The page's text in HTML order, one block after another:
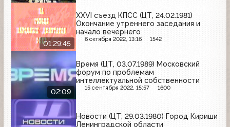
01:29:45
ХХVI съезд КПСС (ЦТ, 24.02.1981)
Окончание утреннего заседания и
начало вечернего
6 октября 2022, 13:16 1542
02:09
Время (ЦТ, 03.07.1989) Московский
форум по проблемам
интеллектуальной собственности
15 сентября 2022, 15:57 1600
Новости (ЦТ, 29.03.1980) Город Кириши
Ленинградской области